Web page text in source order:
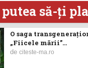
să-ţi
O saga
„Fiicele mării”...
deciteste-ma.ro